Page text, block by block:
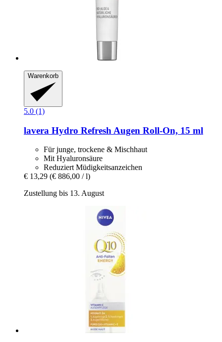
Warenkorb
5.0 (1)
lavera Hydro Refresh Augen Roll-​On, 15 ml
Für junge, trockene & Mischhaut
Mit Hyaluronsäure
Reduziert Müdigkeitsanzeichen
€ 13,29 (€ 886,00 / l)
Zustellung bis 13. August